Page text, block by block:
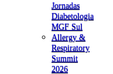
Jornadas
Diabetologia
MGF Sul
Allergy &
Respiratory
Summit
2026